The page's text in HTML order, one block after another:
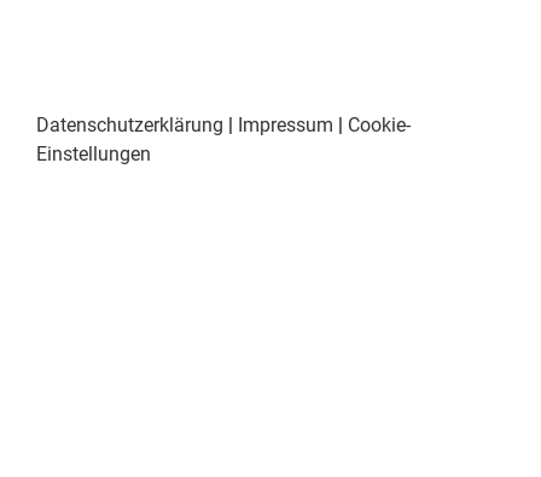
Datenschutzerklärung | Impressum | Cookie-
Einstellungen